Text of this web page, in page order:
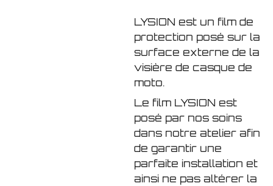
LYSION est un film de
protection posé sur la
surface externe de la
visière de casque de
moto.
Le film LYSION est
posé par nos soins
dans notre atelier afin
de garantir une
parfaite installation et
ainsi ne pas altérer la